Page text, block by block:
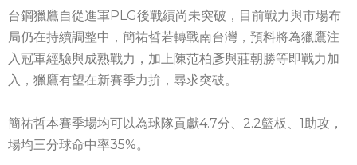
台鋼獵鷹自從進軍PLG後戰績尚未突破，目前戰力與市場布
局仍在持續調整中，簡祐哲若轉戰南台灣，預料將為獵鷹注
入冠軍經驗與成熟戰力，加上陳范柏彥與莊朝勝等即戰力加
入，獵鷹有望在新賽季力拚，尋求突破。
簡祐哲本賽季場均可以為球隊貢獻4.7分、2.2籃板、1助攻，
場均三分球命中率35%。